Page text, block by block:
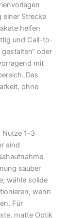
Strecke
helfen
und Call-to-
oder
mit
Das
ohne
1–3
sind
sauber
wähle solide
wenn
Für
matte Optik